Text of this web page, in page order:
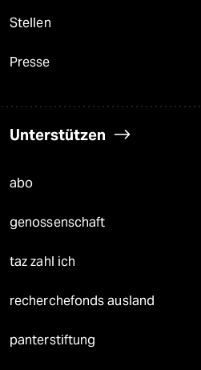
Stellen
Presse
Unterstützen
abo
genossenschaft
taz zahl ich
recherchefonds ausland
panterstiftung